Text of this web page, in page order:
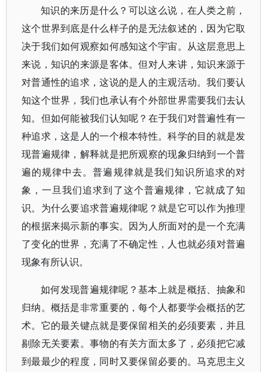
知识的来历是什么？可以这么说，在人类之前，
这个世界到底是什么样子的是无法叙述的，因为它取
决于我们如何观察如何感知这个宇宙。从这层意思上
来说，知识的来源是客体。但对人来讲，知识来源于
对普通性的追求，这说的是人的主观活动。我们要认
知这个世界，我们也承认有个外部世界需要我们去认
知。但如何能被我们认知呢？在于我们对普遍性有一
种追求，这是人的一个根本特性。科学的目的就是发
现普遍规律，解释就是把所观察的现象归纳到一个普
遍的规律中去。普遍规律就是我们知识所追求的对
象，一旦我们追求到了这个普遍规律，它就成了知
识。为什么要追求普遍规律呢？就是它可以作为推理
的根据来揭示新的事实。因为人所面对的是一个充满
了变化的世界，充满了不确定性，人也就必须对普遍
现象有所认识。
如何发现普遍规律呢？基本上就是概括、抽象和
归纳。概括是非常重要的，每个人都要学会概括的艺
术。它的最关键点就是要保留相关的必须要素，并且
剔除无关要素。事物的有关方面太多了，必须把它减
到最最少的程度，同时又要保留必要的。马克思主义